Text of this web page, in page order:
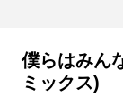
僕らはみん
ミックス)